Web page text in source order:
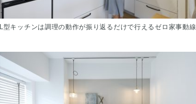
L型キッチンは調理の動作が振り返るだけで行えるゼロ家事動線